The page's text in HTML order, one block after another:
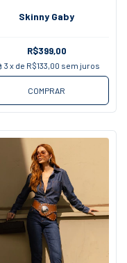
Skinny Gaby
R$399,00
3 x de R$133,00 sem juros
COMPRAR